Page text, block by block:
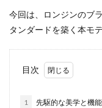
今回は、ロンジンのブ
タンダードを築く本モ
目次
1 先駆的な美学と機